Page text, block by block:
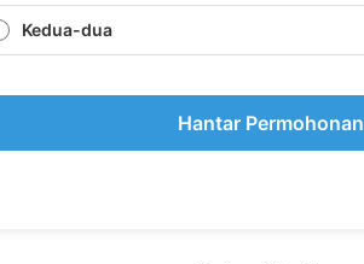
Kedua-dua
Hantar Permohonan